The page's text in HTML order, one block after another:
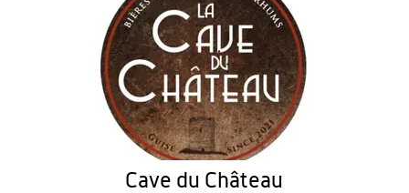
Cave du Château